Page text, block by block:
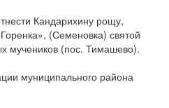
Кандарихину рощу,
(Семеновка) святой
мучеников (пос. Тимашево).
муниципального района